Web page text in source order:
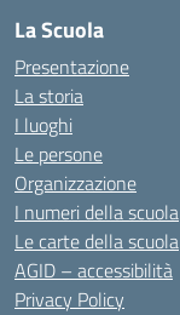
La Scuola
Presentazione
La storia
I luoghi
Le persone
Organizzazione
I numeri della scuola
Le carte della scuola
AGID – accessibilità
Privacy Policy